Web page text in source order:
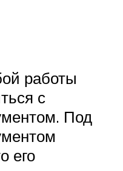
работы
с
Под
его